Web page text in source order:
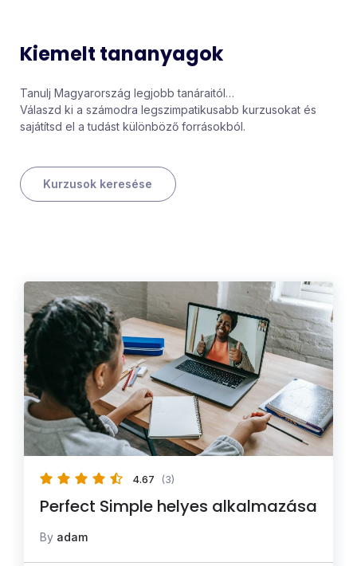
Kiemelt tananyagok
Tanulj Magyarország legjobb tanáraitól…
Válaszd ki a számodra legszimpatikusabb kurzusokat és
sajátítsd el a tudást különböző forrásokból.
Kurzusok keresése
4.67 (3)
Perfect Simple helyes alkalmazása
By adam